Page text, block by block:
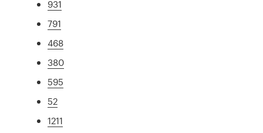
931
791
468
380
595
52
1211